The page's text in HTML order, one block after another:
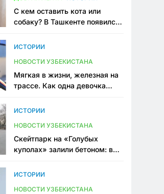
С кем оставить кота или
собаку? В Ташкенте появился
ИСТОРИИ
НОВОСТИ УЗБЕКИСТАНА
Мягкая в жизни, железная на
трассе. Как одна девочка
Узбекистане
ИСТОРИИ
НОВОСТИ УЗБЕКИСТАНА
Скейтпарк на «Голубых
куполах» залили бетоном: в
одно общественное
ИСТОРИИ
НОВОСТИ УЗБЕКИСТАНА